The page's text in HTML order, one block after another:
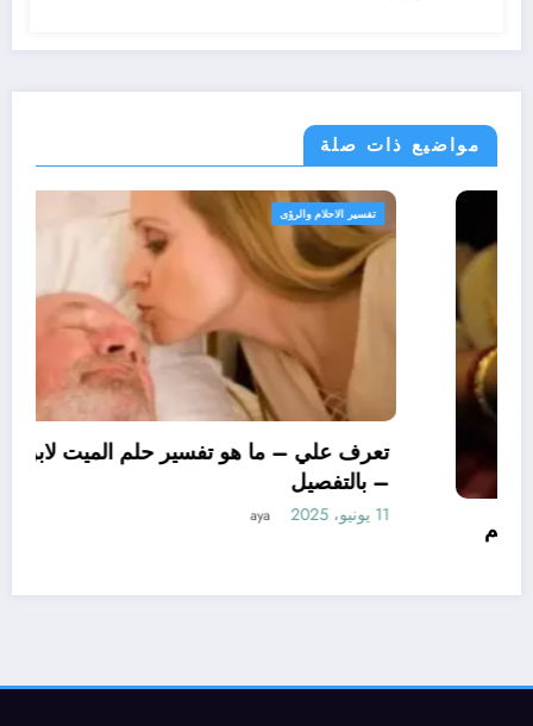
مواضيع ذات صلة
تعرف علي – ما هو تأويل ابن سيرين لتفسير حلم
10 يونيو، 2025 aya